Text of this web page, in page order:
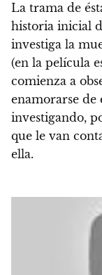
La trama de
historia inicial
investiga la
(en la película
comienza a
enamorarse de
investigando,
que le van
ella.